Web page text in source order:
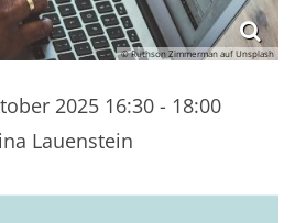
© Ruthson Zimmerman auf Unsplash
2025 16:30 - 18:00
Lauenstein